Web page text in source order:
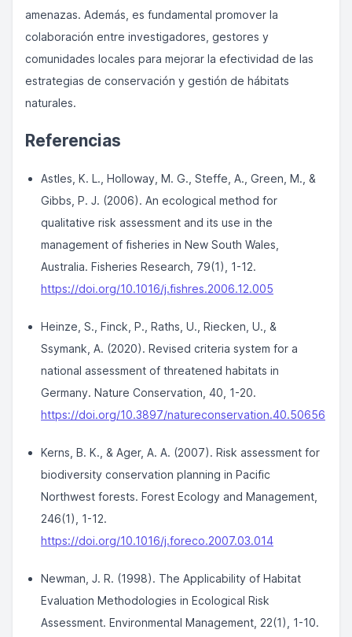
amenazas. Además, es fundamental promover la
colaboración entre investigadores, gestores y
comunidades locales para mejorar la efectividad de las
estrategias de conservación y gestión de hábitats
naturales.
Referencias
Astles, K. L., Holloway, M. G., Steffe, A., Green, M., &
Gibbs, P. J. (2006). An ecological method for
qualitative risk assessment and its use in the
management of fisheries in New South Wales,
Australia. Fisheries Research , 79(1), 1-12.
https://doi.org/10.1016/j.fishres.2006.12.005
Heinze, S., Finck, P., Raths, U., Riecken, U., &
Ssymank, A. (2020). Revised criteria system for a
national assessment of threatened habitats in
Germany. Nature Conservation , 40, 1-20.
https://doi.org/10.3897/natureconservation.40.50656
Kerns, B. K., & Ager, A. A. (2007). Risk assessment for
biodiversity conservation planning in Pacific
Northwest forests. Forest Ecology and Management
246(1), 1-12.
https://doi.org/10.1016/j.foreco.2007.03.014
Newman, J. R. (1998). The Applicability of Habitat
Evaluation Methodologies in Ecological Risk
Assessment. Environmental Management , 22(1), 1-10.